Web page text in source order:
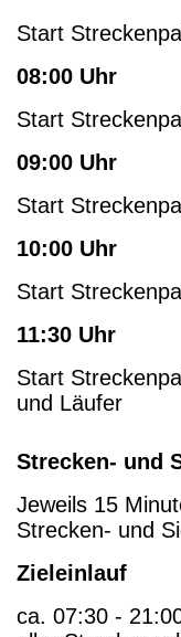
Start
08:00 Uhr
Start
09:00 Uhr
Start
10:00 Uhr
Start
11:30 Uhr
Start
und Läufer
Strecken- und
Jeweils 15
Strecken- und
Zieleinlauf
ca. 07:30 -